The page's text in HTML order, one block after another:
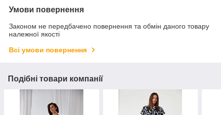
Умови повернення
Законом не передбачено повернення та обмін даного товару
належної якості
Всі умови повернення
Подібні товари компанії